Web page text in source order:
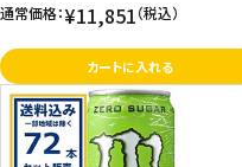
通常価格：¥11,851（税込）
カートに入れる